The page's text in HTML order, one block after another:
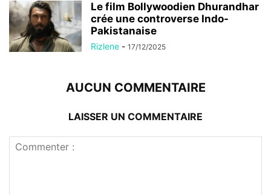
Le film Bollywoodien Dhurandhar
crée une controverse Indo-
Pakistanaise
Rizlene - 17/12/2025
AUCUN COMMENTAIRE
LAISSER UN COMMENTAIRE